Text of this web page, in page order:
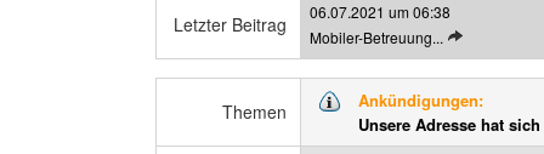
a
g
n
z
Letzter Beitrag
06.07.2021 um 06:38
Mobiler-Betreuung... L
e
t
z
t
Themen
Ankündigungen:
Unsere Adresse hat